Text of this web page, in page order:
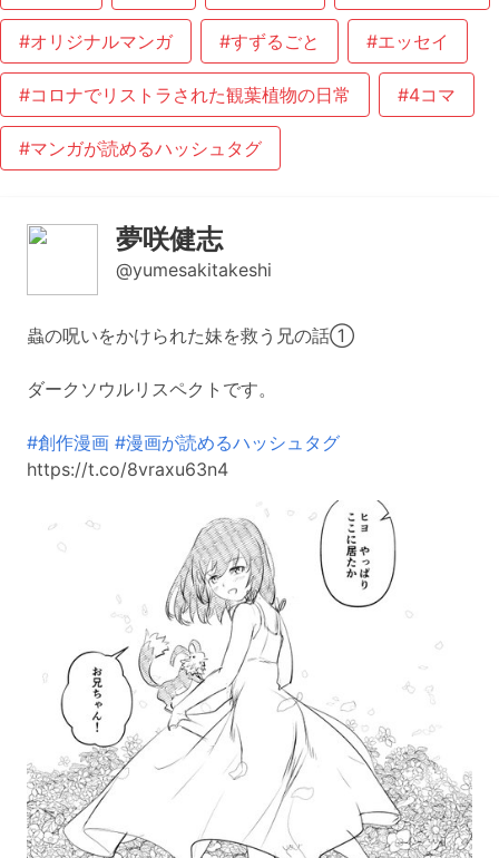
#オリジナルマンガ #すずるごと #エッセイ
#コロナでリストラされた観葉植物の日常 #4コマ
#マンガが読めるハッシュタグ
夢咲健志
@yumesakitakeshi
蟲の呪いをかけられた妹を救う兄の話①
ダークソウルリスペクトです。
#創作漫画 #漫画が読めるハッシュタグ
https://t.co/8vraxu63n4